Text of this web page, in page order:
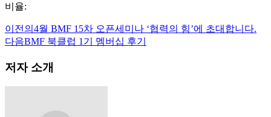
비율:
이전의 4월 BMF 15차 오픈세미나 ‘협력의 힘’에 초대합니다.
다음BMF 북클럽 1기 멤버십 후기
저자 소개